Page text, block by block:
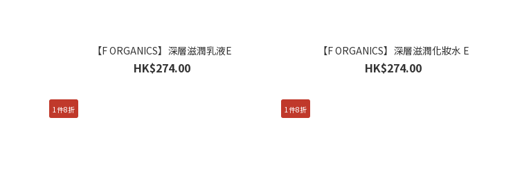
【F ORGANICS】深層滋潤乳液E
HK$274.00
【F ORGANICS】深層滋潤化妝水 E
HK$274.00
1件8折 1件8折